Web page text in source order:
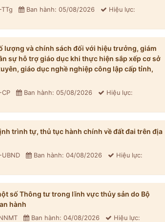
Ban hành: 05/08/2026 Hiệu lực:
lượng và chính sách đối với hiệu trưởng, giám
sự hỗ trợ giáo dục khi thực hiện sắp xếp cơ sở
giáo dục nghề nghiệp công lập cấp tỉnh,
Ban hành: 05/08/2026 Hiệu lực:
trình tự, thủ tục hành chính về đất đai trên địa
Ban hành: 04/08/2026 Hiệu lực:
số Thông tư trong lĩnh vực thủy sản do Bộ
hành
Ban hành: 04/08/2026 Hiệu lực: